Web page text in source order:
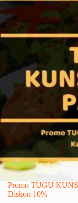
Promo TUGU
Diskon 10%